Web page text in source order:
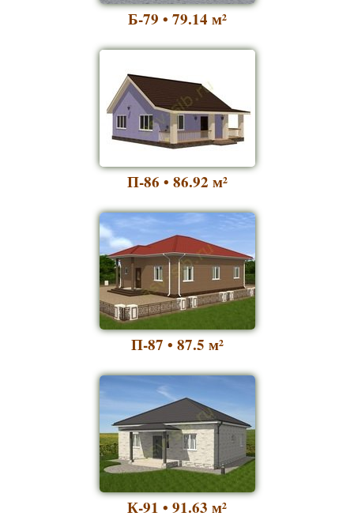
Б-79 • 79.14 м²
П-86 • 86.92 м²
П-87 • 87.5 м²
К-91 • 91.63 м²